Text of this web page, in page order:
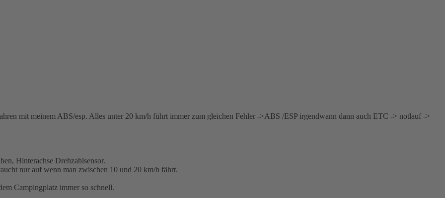
mit meinem ABS/esp. Alles unter 20 km/h führt immer zum gleichen Fehler ->ABS /ESP irgendwann dann auch ETC -> notlauf ->
Hinterachse Drehzahlsensor.
nur auf wenn man zwischen 10 und 20 km/h fährt.
Campingplatz immer so schnell.